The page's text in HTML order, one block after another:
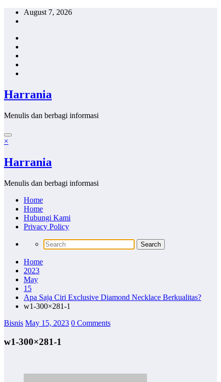
Skip
August 7, 2026
Harrania
Menulis dan berbagi informasi
×
Harrania
Menulis dan berbagi informasi
Home
Home
Hubungi Kami
Privacy Policy
Home
2023
May
15
Apa Saja Ciri Exclusive Diamond Necklace Berkualitas?
w1-300×281-1
Bisnis May 15, 2023 0 Comments
w1-300×281-1